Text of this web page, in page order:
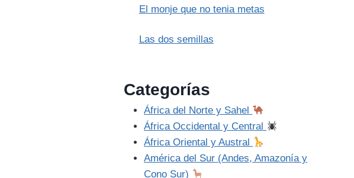
El monje que no tenia metas
Las dos semillas
Categorías
África del Norte y Sahel
África Occidental y Central
África Oriental y Austral
América del Sur (Andes, Amazonía y
Cono Sur)